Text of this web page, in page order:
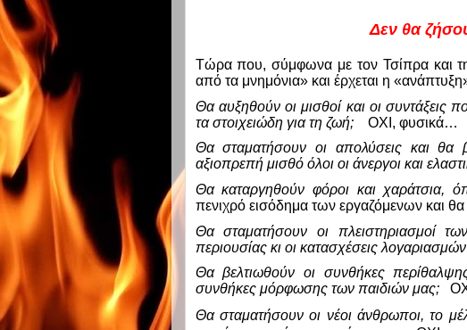
Δεν θα
Τώρα που, σύμφωνα με τον Τσίπρα και
από τα μνημόνια» και έρχεται η
Θα αυξηθούν οι μισθοί και οι συντάξεις
τα στοιχειώδη για τη ζωή; ΟΧΙ, φυσικά…
Θα σταματήσουν οι απολύσεις και θα
αξιοπρεπή μισθό όλοι οι άνεργοι και
Θα καταργηθούν φόροι και χαράτσια,
πενιχρό εισόδημα των εργαζόμενων και
Θα σταματήσουν οι πλειστηριασμοί
περιουσίας κι οι κατασχέσεις
Θα βελτιωθούν οι συνθήκες
συνθήκες μόρφωσης των παιδιών μας;
Θα σταματήσουν οι νέοι άνθρωποι, το